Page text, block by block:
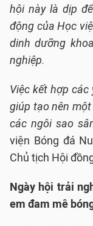
hội này là dịp
động của Học
dinh dưỡng
nghiệp.
Việc kết hợp
giúp tạo nên
các ngôi sao
viện Bóng đá
Chủ tịch Hội
Ngày hội trải
em đam mê